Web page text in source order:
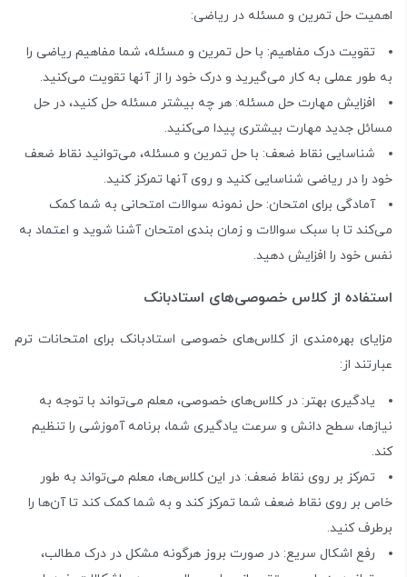
اهمیت حل تمرین و مسئله در ریاضی:
تقویت درک مفاهیم: با حل تمرین و مسئله، شما مفاهیم ریاضی را
به طور عملی به کار می‌گیرید و درک خود را از آنها تقویت می‌کنید.
افزایش مهارت حل مسئله: هر چه بیشتر مسئله حل کنید، در حل
مسائل جدید مهارت بیشتری پیدا می‌کنید.
شناسایی نقاط ضعف: با حل تمرین و مسئله، می‌توانید نقاط ضعف
خود را در ریاضی شناسایی کنید و روی آنها تمرکز کنید.
آمادگی برای امتحان: حل نمونه سوالات امتحانی به شما کمک
می‌کند تا با سبک سوالات و زمان بندی امتحان آشنا شوید و اعتماد به
نفس خود را افزایش دهید.
استفاده از کلاس خصوصی‌های استادبانک
مزایای بهره‌مندی از کلاس‌های خصوصی استادبانک برای امتحانات ترم
عبارتند از:
یادگیری بهتر: در کلاس‌های خصوصی، معلم می‌تواند با توجه به
نیازها، سطح دانش و سرعت یادگیری شما، برنامه آموزشی را تنظیم
کند.
تمرکز بر روی نقاط ضعف: در این کلاس‌ها، معلم می‌تواند به طور
خاص بر روی نقاط ضعف شما تمرکز کند و به شما کمک کند تا آن‌ها را
برطرف کنید.
رفع اشکال سریع: در صورت بروز هرگونه مشکل در درک مطالب،